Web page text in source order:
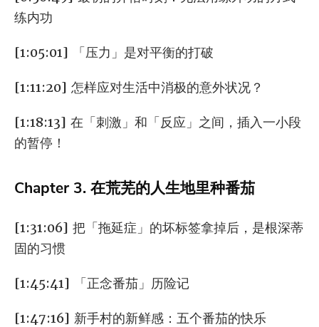
练内功
[1:05:01] 「压力」是对平衡的打破
[1:11:20] 怎样应对生活中消极的意外状况？
[1:18:13] 在「刺激」和「反应」之间，插入一小段
的暂停！
Chapter 3. 在荒芜的人生地里种番茄
[1:31:06] 把「拖延症」的坏标签拿掉后，是根深蒂
固的习惯
[1:45:41] 「正念番茄」历险记
[1:47:16] 新手村的新鲜感：五个番茄的快乐